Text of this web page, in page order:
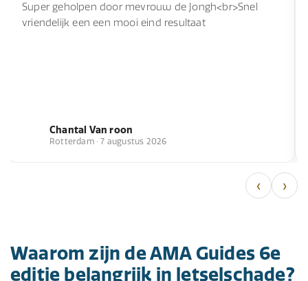
Super geholpen door mevrouw de Jongh<br>Snel
vriendelijk een een mooi eind resultaat
Chantal Van roon
Rotterdam · 7 augustus 2026
‹ ›
Waarom zijn de AMA Guides 6e
editie belangrijk in letselschade?